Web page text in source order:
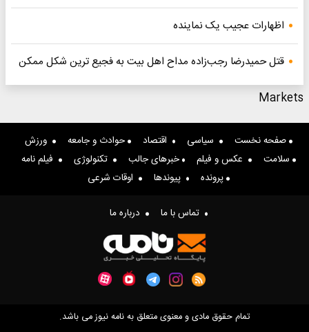
اظهارات عجیب یک نماینده
قتل حمیدرضا رجب‌زاده مداح اهل بیت به فجیع ترین شکل ممکن
Markets
صفحه نخست سیاسی اقتصاد حوادث و جامعه
ورزش
سلامت
عکس و فیلم خبرهای جالب تکنولوژی
فیلم نامه
پرونده
پیوندها اوقات شرعی
تماس با ما درباره ما
تمام حقوق مادی و معنوی متعلق به نامه نیوز می باشد.